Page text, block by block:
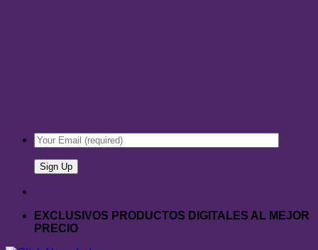
EXCLUSIVOS PRODUCTOS DIGITALES AL MEJOR
PRECIO